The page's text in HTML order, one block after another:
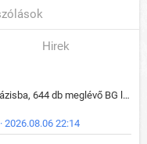
Hirek
149 új BG lap került be az adatbázisba, 644 db meglévő BG lap módosult, bekerültek az új képek a megváltozott lapokhoz is.
2026.08.06 22:14